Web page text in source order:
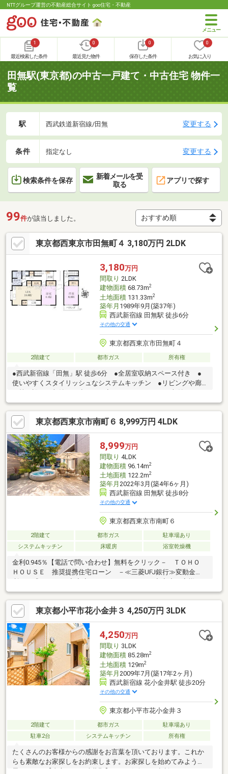
NTTグループ運営の不動産総合サイト goo住宅・不動産
1
最近検索した条件
0
最近見た物件
0
保存した条件
0
お気に入り
田無駅(東京都)の中古一戸建て・中古住宅 物件一
覧
駅 西武鉄道新宿線/田無 変更する
条件 指定なし 変更する
検索条件を保存
新着メールを受
取る
アプリで探す
99件が該当しました。
東京都西東京市田無町４ 3,180万円 2LDK
3,180万円
間取り 2LDK
建物面積68.73m2
土地面積131.33m2
築年月 1989年9月(築37年)
西武新宿線 田無駅 徒歩6分
その他の交通
東京都西東京市田無町４
2階建て 都市ガス 所有権
●西武新宿線「田無」駅 徒歩6分 ●全居室収納スペース付き ●
使いやすくスタイリッシュなシステムキッチン ●リビングや廊
ことで無駄のない空間設計にしました。お荷物が多い方にも安心
です。●見学はしたいけど、なかなか時間が取れない・・・そん
な方に出勤前や仕事終わりにマイホームを見学できるサポートを
いたします。 ●平日のご案内も可能です。まずはお気軽にお問
合せ下さいませ。 ●住まいの事なら地元で豊富な実績を誇る、
地域密着の当社へお任せ下さい！
東京都西東京市南町６ 8,999万円 4LDK
8,999万円
間取り 4LDK
建物面積96.14m2
土地面積122.2m2
築年月 2022年3月(築4年6ヶ月)
西武新宿線 田無駅 徒歩8分
その他の交通
東京都西東京市南町６
2階建て 都市ガス
駐車場あり
システムキッチン
床暖房 浴室乾燥機
金利0.945％【電話で問い合わせ】無料をクリック－ ＴＯＨＯ
ＨＯＵＳＥ 推奨提携住宅ローン －≪三菱UFJ銀行≫変動金
「不安」や「悩み」を解決して、将来の暮らしの「安心」を守る
お手伝いをさせていただきます。生涯FPによるライフプラン設計
サービスが御座います。
東京都小平市花小金井３ 4,250万円 3LDK
4,250万円
間取り 3LDK
建物面積85.28m2
土地面積129m2
築年月 2009年7月(築17年2ヶ月)
西武新宿線 花小金井駅 徒歩20分
その他の交通
東京都小平市花小金井３
2階建て 都市ガス
駐車場あり
駐車2台
システムキッチン 所有権
たくさんのお客様からの感謝をお言葉を頂いております。これか
らも素敵なお家探しをお約束します。お家探しを始めてみようと